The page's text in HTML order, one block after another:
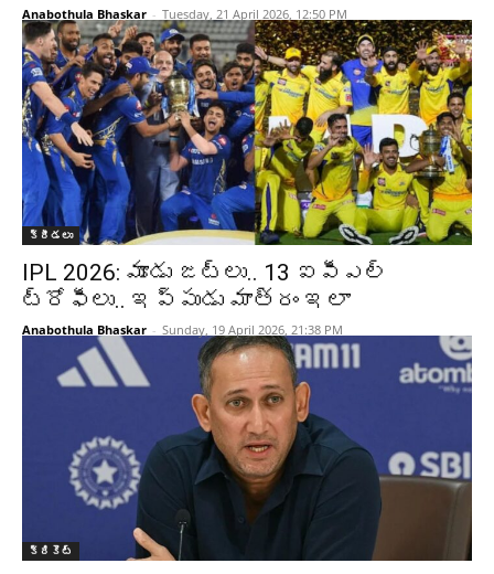
Anabothula Bhaskar - Tuesday, 21 April 2026, 12:50 PM
క్రీడలు
IPL 2026: మూడు జట్లు.. 13 ఐపీఎల్
ట్రోఫీలు.. ఇప్పుడు మాత్రం ఇలా
Anabothula Bhaskar - Sunday, 19 April 2026, 21:38 PM
క్రికెట్‌